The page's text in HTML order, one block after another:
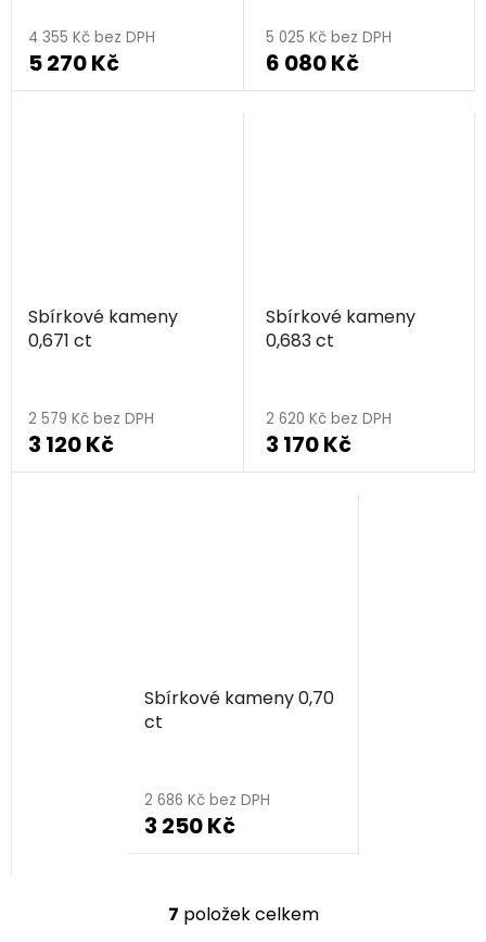
4 355 Kč bez DPH
5 270 Kč
5 025 Kč bez DPH
6 080 Kč
Sbírkové kameny
0,671 ct
2 579 Kč bez DPH
3 120 Kč
Sbírkové kameny
0,683 ct
2 620 Kč bez DPH
3 170 Kč
Sbírkové kameny 0,70
ct
2 686 Kč bez DPH
3 250 Kč
O
7 položek celkem